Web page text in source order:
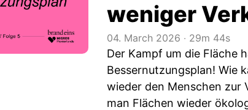
weniger
04. March 2026 ‧ 29m 44s
Der Kampf um die Fläche
Bessernutzungsplan! Wie
wieder den Menschen zur
man Flächen wieder